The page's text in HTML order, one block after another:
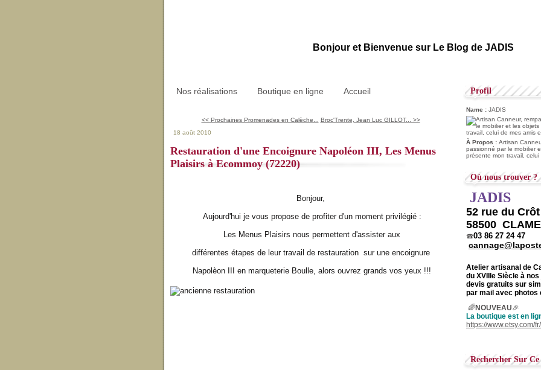
Bonjour et Bienvenue sur Le Blog de JADIS
Nos réalisations Boutique en ligne Accueil
<< Prochaines Promenades en Calèche...
Broc'Trente, Jean Luc GILLOT... >>
18 août 2010
Restauration d'une Encoignure Napoléon III, Les Menus
Plaisirs à Ecommoy (72220)
Bonjour,
Aujourd'hui je vous propose de profiter d'un moment privilégié :
Les Menus Plaisirs nous permettent d'assister aux
différentes étapes de leur travail de restauration sur une encoignure
Napolèon III en marqueterie Boulle, alors ouvrez grands vos yeux !!!
Profil
Name : JADIS
À Propos : Artisan
passionné par le mobilier
présente mon travail, celui
Où nous trouver ?
JADIS
52 rue du
58500
☎03 86 27 24 47
Atelier artisanal de
du XVIIIe Siècle à
devis gratuits sur
par mail avec photos
🌈NOUVEAU🎉
La boutique est en
https://www.etsy.com/
Rechercher Sur